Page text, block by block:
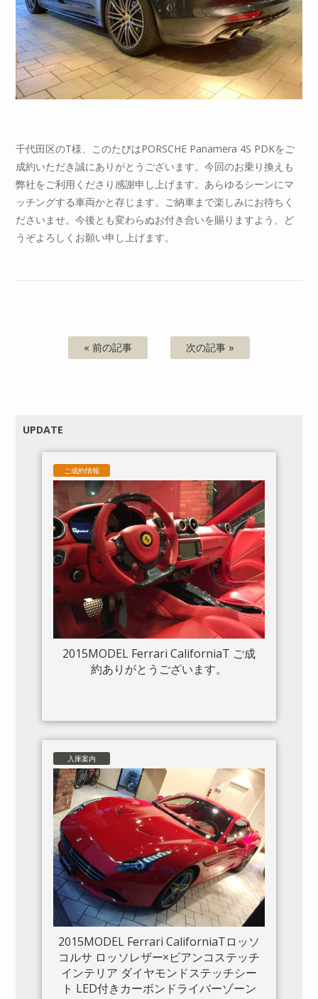
千代田区のT様、このたびはPORSCHE Panamera 4S PDKをご
成約いただき誠にありがとうございます。今回のお乗り換えも
弊社をご利用くださり感謝申し上げます。あらゆるシーンにマ
ッチングする車両かと存じます。ご納車まで楽しみにお待ちく
ださいませ。今後とも変わらぬお付き合いを賜りますよう、ど
うぞよろしくお願い申し上げます。
« 前の記事 次の記事 »
UPDATE
ご成約情報
2015MODEL Ferrari CaliforniaT ご成
約ありがとうございます。
入庫案内
2015MODEL Ferrari CaliforniaTロッソ
コルサ ロッソレザー×ビアンコステッチ
インテリア ダイヤモンドステッチシー
ト LED付きカーボンドライバーゾーン